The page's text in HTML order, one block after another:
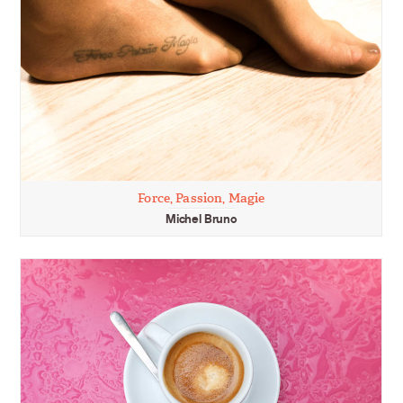
Force, Passion, Magie
Michel Bruno